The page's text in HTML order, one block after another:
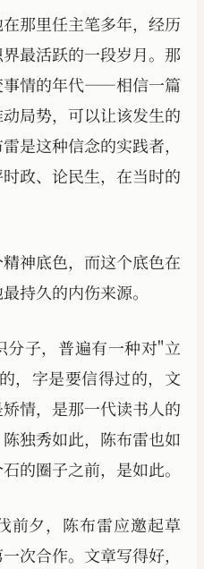
那里任主笔多年，经历
最活跃的一段岁月。那
事情的年代——相信一篇
局势，可以让该发生的
是这种信念的实践者，
政、论民生，在当时的
神底色，而这个底色在
持久的内伤来源。
分子，普遍有一种对"立
，字是要信得过的，文
情，是那一代读书人的
独秀如此，陈布雷也如
的圈子之前，是如此。
前夕，陈布雷应邀起草
次合作。文章写得好，